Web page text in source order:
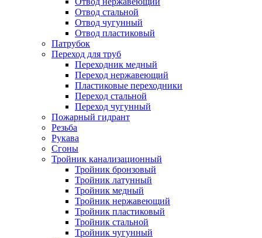
Отвод стальной
Отвод чугунный
Отвод пластиковый
Патрубок
Переход для труб
Переходник медный
Переход нержавеющий
Пластиковые переходники
Переход стальной
Переход чугунный
Пожарный гидрант
Резьба
Рукава
Сгоны
Тройник канализационный
Тройник бронзовый
Тройник латунный
Тройник медный
Тройник нержавеющий
Тройник пластиковый
Тройник стальной
Тройник чугунный